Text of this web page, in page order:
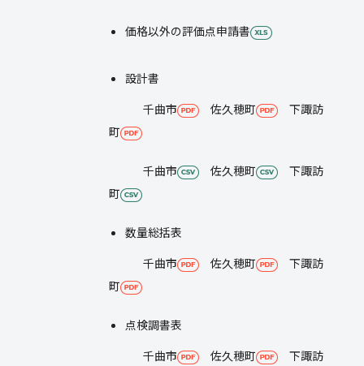
価格以外の評価点申請書
設計書
千曲市
佐久穂町
下諏訪
町
千曲市 佐久穂町
下諏訪
町
数量総括表
千曲市
佐久穂町
下諏訪
町
点検調書表
千曲市
佐久穂町
下諏訪